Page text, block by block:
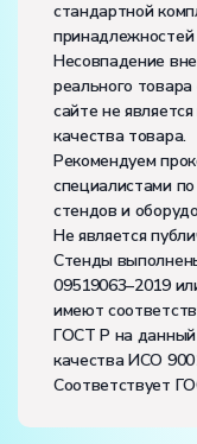
стандартной
Несовпадение
реального
сайте не
качества товара.
Рекомендуем
специалистами
стендов и
Не является
Стенды
09519063–2019
имеют
ГОСТ Р на данный
качества ИСО
Соответствует